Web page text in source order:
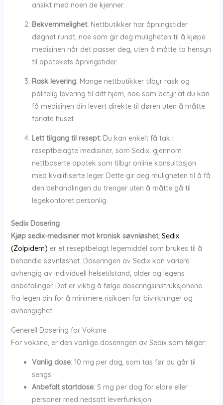
ansikt med noen de kjenner.
Bekvemmelighet:Nettbutikker har åpningstider
døgnet rundt, noe som gir deg muligheten til å kjøpe
medisinen når det passer deg, uten å måtte ta hensyn
til apotekets åpningstider.
Rask levering:Mange nettbutikker tilbyr rask og
pålitelig levering til ditt hjem, noe som betyr at du kan
få medisinen din levert direkte til døren uten å måtte
forlate huset.
Lett tilgang til resept:Du kan enkelt få tak i
reseptbelagte medisiner, som Sedix, gjennom
nettbaserte apotek som tilbyr online konsultasjon
med kvalifiserte leger. Dette gir deg muligheten til å få
den behandlingen du trenger uten å måtte gå til
legekontoret personlig.
Sedix Dosering
Kjøp sedix-medisiner mot kronisk søvnløshet; Sedix
(Zolpidem) er et reseptbelagt legemiddel som brukes til å
behandle søvnløshet. Doseringen av Sedix kan variere
avhengig av individuell helsetilstand, alder og legens
anbefalinger. Det er viktig å følge doseringsinstruksjonene
fra legen din for å minimere risikoen for bivirkninger og
avhengighet.
Generell Dosering for Voksne
For voksne, er den vanlige doseringen av Sedix som følger:
Vanlig dose: 10 mg per dag, som tas før du går til
sengs.
Anbefalt startdose: 5 mg per dag for eldre eller
personer med nedsatt leverfunksjon.